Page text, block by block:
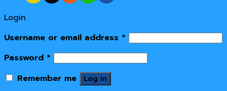
Login
Username or email address *
Password *
Remember me
Log in